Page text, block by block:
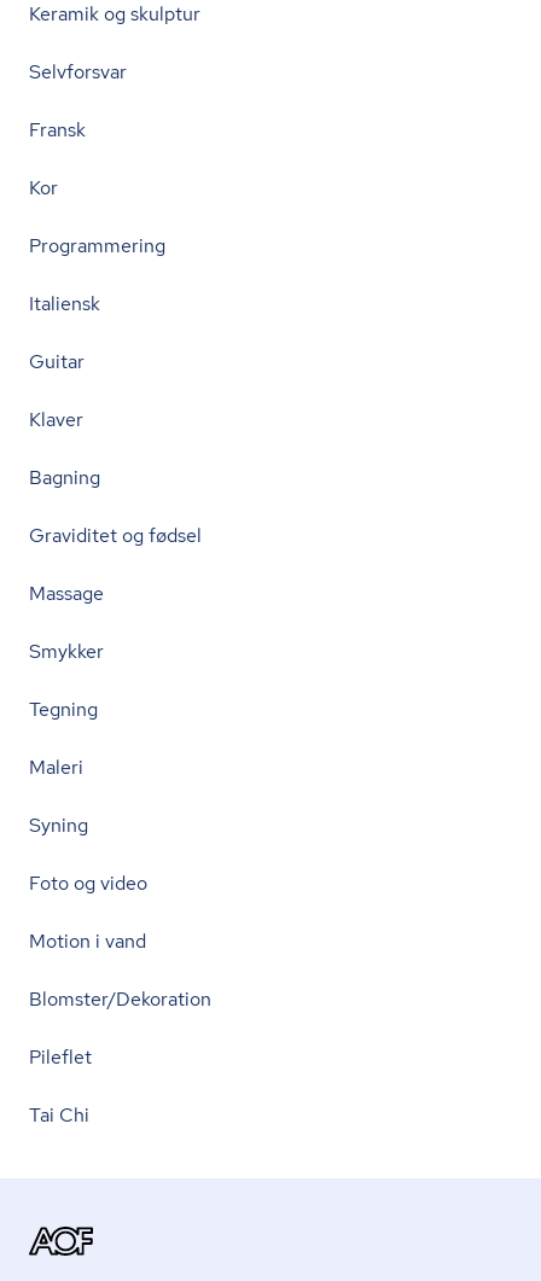
Keramik og skulptur
Selvforsvar
Fransk
Kor
Programmering
Italiensk
Guitar
Klaver
Bagning
Graviditet og fødsel
Massage
Smykker
Tegning
Maleri
Syning
Foto og video
Motion i vand
Blomster/Dekoration
Pileflet
Tai Chi